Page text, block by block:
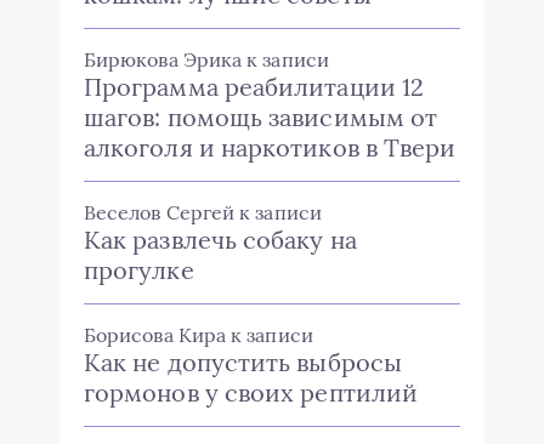
Бирюкова Эрика к записи
Программа реабилитации 12
шагов: помощь зависимым от
алкоголя и наркотиков в Твери
Веселов Сергей к записи
Как развлечь собаку на
прогулке
Борисова Кира к записи
Как не допустить выбросы
гормонов у своих рептилий